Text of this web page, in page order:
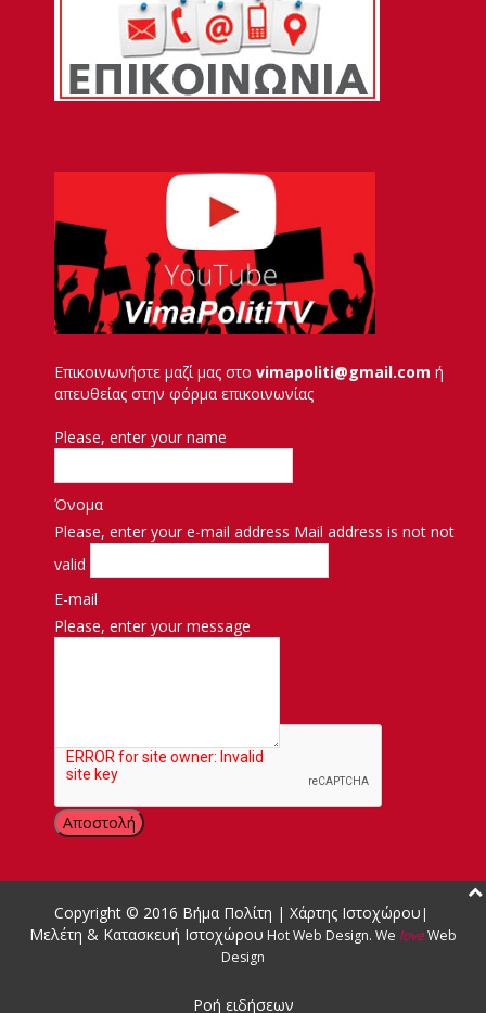
Επικοινωνήστε μαζί μας στο vimapoliti@gmail.com ή
απευθείας στην φόρμα επικοινωνίας
Please, enter your name
Όνομα
Please, enter your e-mail address Mail address is not not
valid
E-mail
Please, enter your message
Μήνυμα
Copyright © 2016 Βήμα Πολίτη | Χάρτης Ιστοχώρου |
Μελέτη & Κατασκευή Ιστοχώρου Hot Web Design. We loveWeb
Design
Ροή ειδήσεων